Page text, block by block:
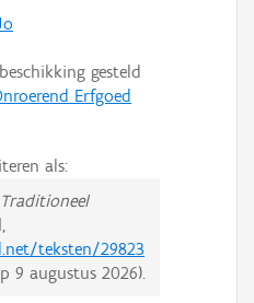
gesteld
Erfgoed
als:
Traditioneel
teksten/29823
9 augustus 2026).